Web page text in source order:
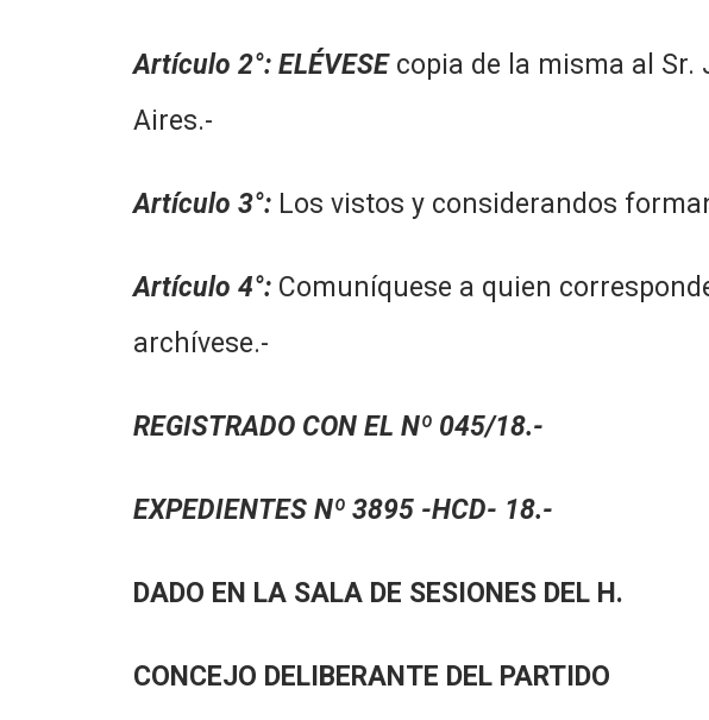
Artículo 2°: ELÉVESEcopia de la misma al Sr.
Aires.-
Artículo 3°: Los vistos y considerandos
Artículo 4°: Comuníquese a quien
archívese.-
REGISTRADO CON EL Nº 045/18.-
EXPEDIENTES Nº 3895 -HCD- 18.-
DADO EN LA SALA DE SESIONES DEL H.
CONCEJO DELIBERANTE DEL PARTIDO